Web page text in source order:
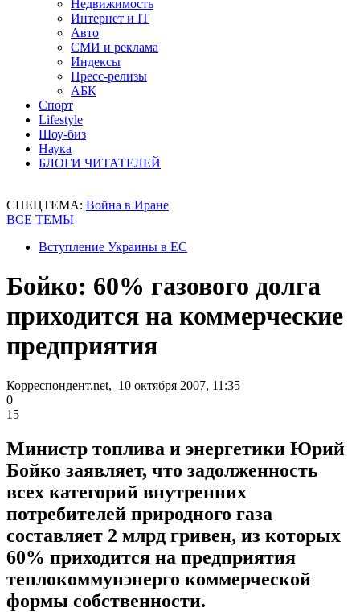
Недвижимость
Интернет и IT
Авто
СМИ и реклама
Индексы
Пресс-релизы
АБК
Спорт
Lifestyle
Шоу-биз
Наука
БЛОГИ ЧИТАТЕЛЕЙ
СПЕЦТЕМА: Война в Иране
ВСЕ ТЕМЫ
Вступление Украины в ЕС
Бойко: 60% газового долга
приходится на коммерческие
предприятия
Корреспондент.net, 10 октября 2007, 11:35
0
15
Министр топлива и энергетики Юрий
Бойко заявляет, что задолженность
всех категорий внутренних
потребителей природного газа
составляет 2 млрд гривен, из которых
60% приходится на предприятия
теплокоммунэнерго коммерческой
формы собственности.